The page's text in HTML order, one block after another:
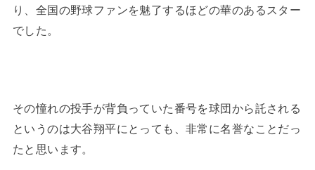
り、全国の野球ファンを魅了するほどの華のあるスター
でした。
その憧れの投手が背負っていた番号を球団から託される
というのは大谷翔平にとっても、非常に名誉なことだっ
たと思います。